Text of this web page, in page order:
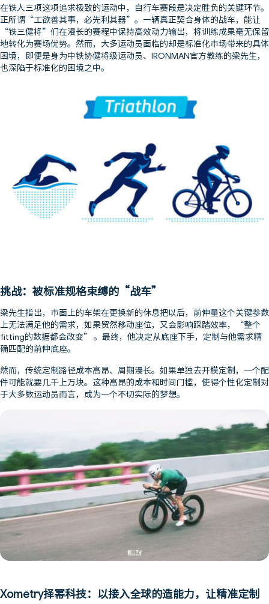
在铁人三项这项追求极致的运动中，自行车赛段是决定胜负的关键环节。
正所谓“工欲善其事，必先利其器”。一辆真正契合身体的战车，能让
“铁三健将”们在漫长的赛程中保持高效动力输出，将训练成果毫无保留
地转化为赛场优势。然而，大多运动员面临的却是标准化市场带来的具体
困境，即便是身为中铁协健将级运动员、IRONMAN官方教练的梁先生，
也深陷于标准化的困境之中。
挑战：被标准规格束缚的“战车”
梁先生指出，市面上的车架在更换新的休息把以后，前伸量这个关键参数
上无法满足他的需求，如果贸然移动座位，又会影响踩踏效率，“整个
fitting的数据都会改变” 。最终，他决定从底座下手，定制与他需求精
确匹配的前伸底座。
然而，传统定制路径成本高昂、周期漫长。如果单独去开模定制，一个配
件可能就要几千上万块。这种高昂的成本和时间门槛，使得个性化定制对
于大多数运动员而言，成为一个不切实际的梦想。
Xometry择幂科技：以接入全球的造能力，让精准定制